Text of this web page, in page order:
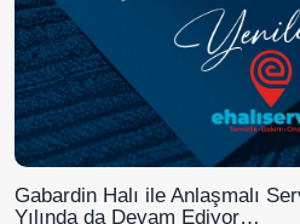
Gabardin Halı ile Anlaşmalı
Yılında da Devam Ediyor…